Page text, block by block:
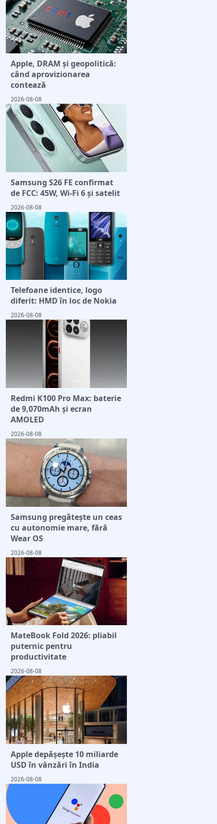
Apple, DRAM și geopolitică:
când aprovizionarea
contează
2026-08-08
Samsung S26 FE confirmat
de FCC: 45W, Wi-Fi 6 și satelit
2026-08-08
Telefoane identice, logo
diferit: HMD în loc de Nokia
2026-08-08
Redmi K100 Pro Max: baterie
de 9,070mAh și ecran
AMOLED
2026-08-08
Samsung pregătește un ceas
cu autonomie mare, fără
Wear OS
2026-08-08
MateBook Fold 2026: pliabil
puternic pentru
productivitate
2026-08-08
Apple depășește 10 miliarde
USD în vânzări în India
2026-08-08